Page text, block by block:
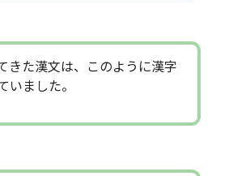
きた漢文は、このように漢字
いました。